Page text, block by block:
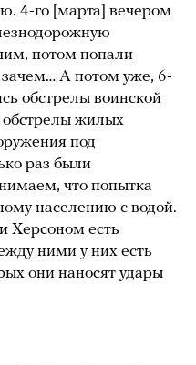
4-го [марта] вечером
потом попали
А потом уже, 6-
обстрелы воинской
обстрелы жилых
под
раз были
что попытка
населению с водой.
Херсоном есть
ними у них есть
они наносят удары